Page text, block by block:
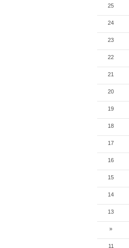
25
24
23
22
21
20
19
18
17
16
15
14
13
»
11